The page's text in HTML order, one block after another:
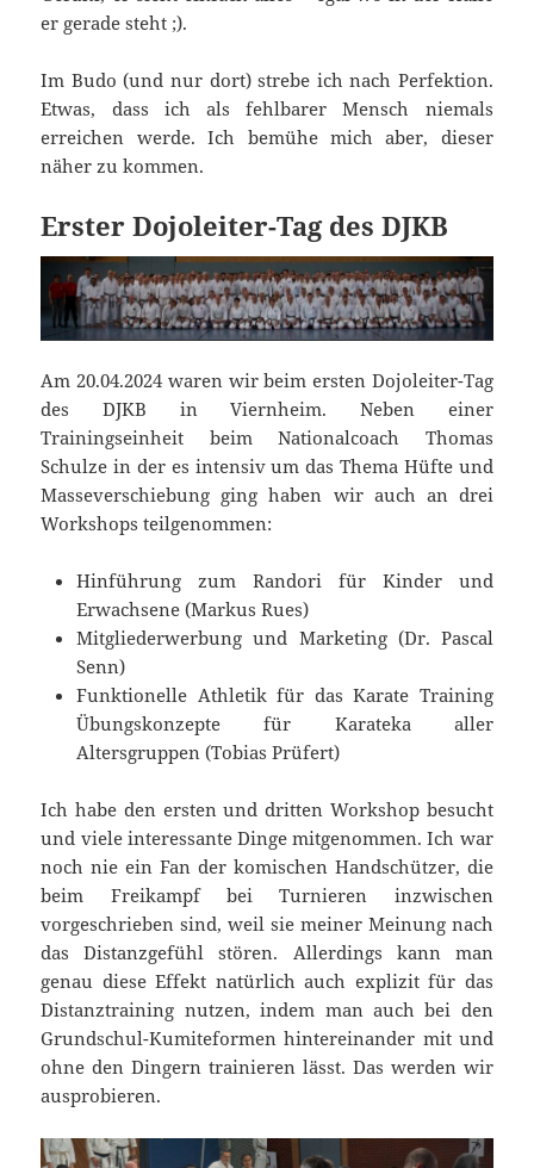
er gerade steht ;).
Im Budo (und nur dort) strebe ich nach Perfektion.
Etwas, dass ich als fehlbarer Mensch niemals
erreichen werde. Ich bemühe mich aber, dieser
näher zu kommen.
Erster Dojoleiter-Tag des DJKB
Am 20.04.2024 waren wir beim ersten Dojoleiter-Tag
des DJKB in Viernheim. Neben einer
Trainingseinheit beim Nationalcoach Thomas
Schulze in der es intensiv um das Thema Hüfte und
Masseverschiebung ging haben wir auch an drei
Workshops teilgenommen:
Hinführung zum Randori für Kinder und
Erwachsene (Markus Rues)
Mitgliederwerbung und Marketing (Dr. Pascal
Senn)
Funktionelle Athletik für das Karate Training
Übungskonzepte für Karateka aller
Altersgruppen (Tobias Prüfert)
Ich habe den ersten und dritten Workshop besucht
und viele interessante Dinge mitgenommen. Ich war
noch nie ein Fan der komischen Handschützer, die
beim Freikampf bei Turnieren inzwischen
vorgeschrieben sind, weil sie meiner Meinung nach
das Distanzgefühl stören. Allerdings kann man
genau diese Effekt natürlich auch explizit für das
Distanztraining nutzen, indem man auch bei den
Grundschul-Kumiteformen hintereinander mit und
ohne den Dingern trainieren lässt. Das werden wir
ausprobieren.